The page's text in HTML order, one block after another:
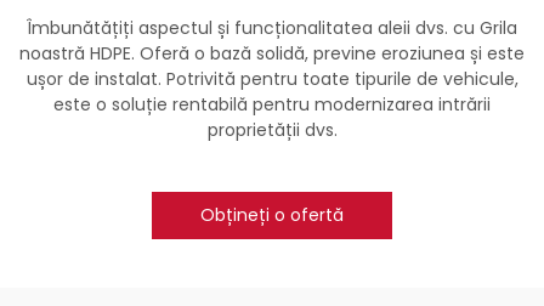
Îmbunătățiți aspectul și funcționalitatea aleii dvs. cu Grila
noastră HDPE. Oferă o bază solidă, previne eroziunea și este
ușor de instalat. Potrivită pentru toate tipurile de vehicule,
este o soluție rentabilă pentru modernizarea intrării
proprietății dvs.
Obțineți o ofertă